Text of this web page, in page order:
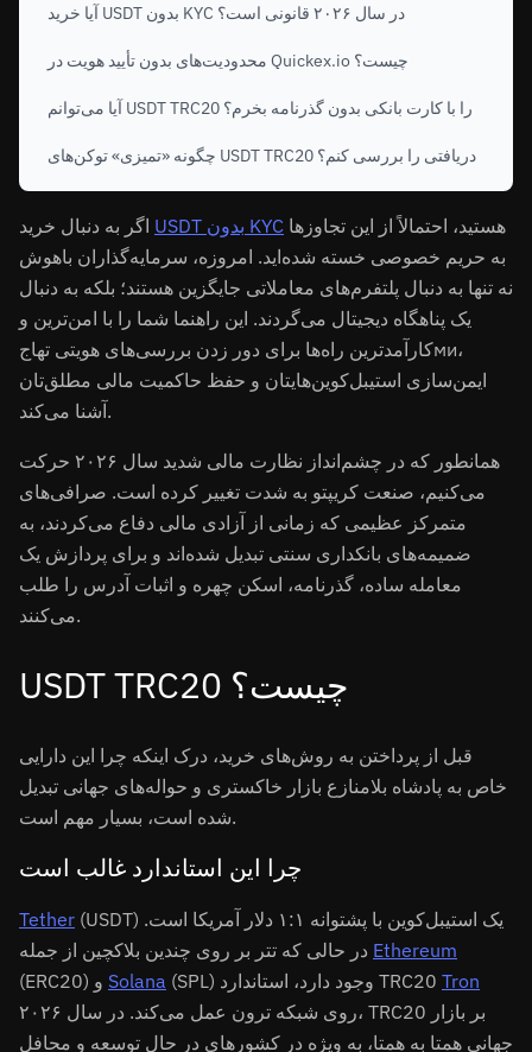
آیا خرید USDT بدون KYC در سال ۲۰۲۶ قانونی است؟
محدودیت‌های بدون تأیید هویت در Quickex.io چیست؟
آیا می‌توانم USDT TRC20 را با کارت بانکی بدون گذرنامه بخرم؟
چگونه «تمیزی» توکن‌های USDT TRC20 دریافتی را بررسی کنم؟
USDT بدون KYC
به حریم خصوصی خسته شده‌اید. امروزه، سرمایه‌گذاران باهوش
نه تنها به دنبال پلتفرم‌های معاملاتی جایگزین هستند؛ بلکه به دنبال
یک پناهگاه دیجیتال می‌گردند. این راهنما شما را با امن‌ترین و
کارآمدترین راه‌ها برای دور زدن بررسی‌های هویتی تهاجми،
ایمن‌سازی استیبل‌کوین‌هایتان و حفظ حاکمیت مالی مطلق‌تان
آشنا می‌کند.
همانطور که در چشم‌انداز نظارت مالی شدید سال ۲۰۲۶ حرکت
می‌کنیم، صنعت کریپتو به شدت تغییر کرده است. صرافی‌های
متمرکز عظیمی که زمانی از آزادی مالی دفاع می‌کردند، به
ضمیمه‌های بانکداری سنتی تبدیل شده‌اند و برای پردازش یک
معامله ساده، گذرنامه، اسکن چهره و اثبات آدرس را طلب
می‌کنند.
USDT TRC20 چیست؟
قبل از پرداختن به روش‌های خرید، درک اینکه چرا این دارایی
خاص به پادشاه بلامنازع بازار خاکستری و حواله‌های جهانی تبدیل
شده است، بسیار مهم است.
چرا این استاندارد غالب است
Tether (USDT) یک استیبل‌کوین با پشتوانه ۱:۱ دلار آمریکا است.
Ethereum
Solana (SPL) وجود دارد، استاندارد TRC20 Tron
روی شبکه ترون عمل می‌کند. در سال ۲۰۲۶، TRC20 بر بازار
جهانی همتا به همتا، به ویژه در کشورهای در حال توسعه و محافل